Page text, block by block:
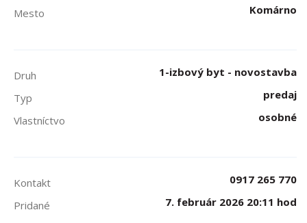
Mesto
Komárno
Druh
1-izbový byt - novostavba
Typ
predaj
Vlastníctvo
osobné
Kontakt
0917 265 770
Pridané
7. február 2026 20:11 hod